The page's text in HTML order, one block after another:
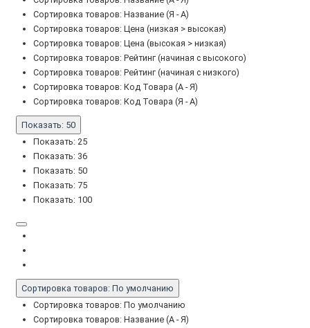
Сортировка товаров: Название (Я - А)
Сортировка товаров: Цена (низкая > высокая)
Сортировка товаров: Цена (высокая > низкая)
Сортировка товаров: Рейтинг (начиная с высокого)
Сортировка товаров: Рейтинг (начиная с низкого)
Сортировка товаров: Код Товара (А - Я)
Сортировка товаров: Код Товара (Я - А)
Показать: 50
Показать: 25
Показать: 36
Показать: 50
Показать: 75
Показать: 100
Сортировка товаров: По умолчанию
Сортировка товаров: По умолчанию
Сортировка товаров: Название (А - Я)